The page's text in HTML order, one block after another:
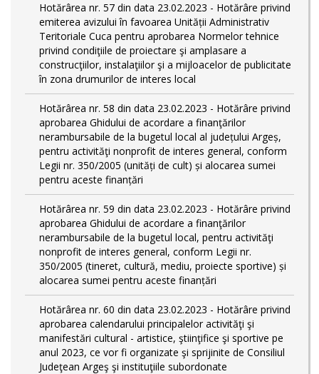
Hotărârea nr. 57 din data 23.02.2023 - Hotărâre privind
emiterea avizului în favoarea Unității Administrativ
Teritoriale Cuca pentru aprobarea Normelor tehnice
privind condiţiile de proiectare şi amplasare a
construcţiilor, instalaţiilor şi a mijloacelor de publicitate
în zona drumurilor de interes local
Hotărârea nr. 58 din data 23.02.2023 - Hotărâre privind
aprobarea Ghidului de acordare a finanţărilor
nerambursabile de la bugetul local al județului Argeș,
pentru activităţi nonprofit de interes general, conform
Legii nr. 350/2005 (unități de cult) și alocarea sumei
pentru aceste finanțări
Hotărârea nr. 59 din data 23.02.2023 - Hotărâre privind
aprobarea Ghidului de acordare a finanţărilor
nerambursabile de la bugetul local, pentru activităţi
nonprofit de interes general, conform Legii nr.
350/2005 (tineret, cultură, mediu, proiecte sportive) și
alocarea sumei pentru aceste finanțări
Hotărârea nr. 60 din data 23.02.2023 - Hotărâre privind
aprobarea calendarului principalelor activităţi şi
manifestări cultural - artistice, ştiinţifice şi sportive pe
anul 2023, ce vor fi organizate şi sprijinite de Consiliul
Judeţean Argeş şi instituţiile subordonate